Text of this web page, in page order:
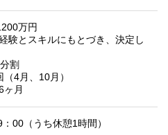
万円
験とスキルにもとづき、決定し
割
4月、10月）
ヶ月
00（うち休憩1時間）